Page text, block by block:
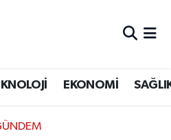
EKONOMİ
Haritası
ve Fikstür